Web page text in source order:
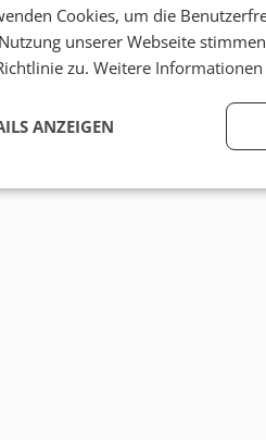
Cookies, um die
unserer Webseite
zu. Weitere Informationen
ANZEIGEN